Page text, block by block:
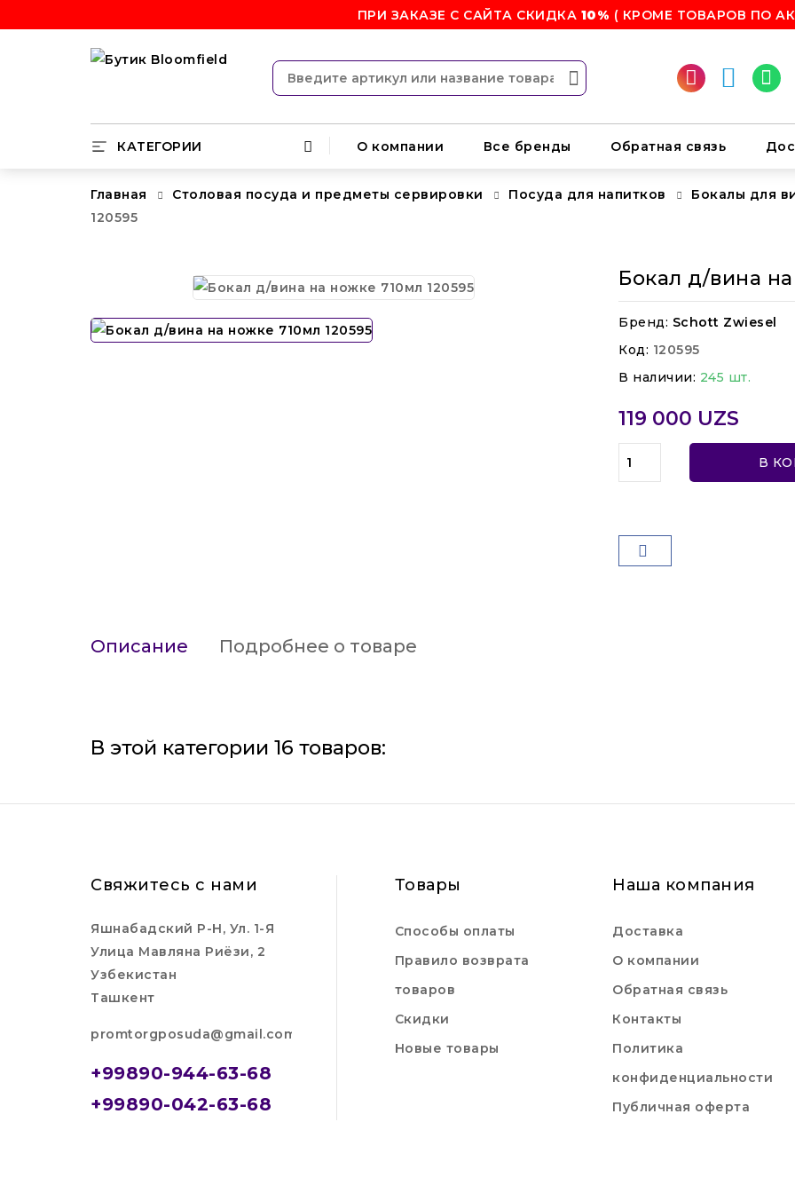
ПРИ ЗАКАЗЕ С САЙТА СКИДКА 10% ( КРОМЕ ТОВАРОВ ПО
КАТЕГОРИИ О компании Все бренды Обратная связь
Главная Столовая посуда и предметы сервировки Посуда для напитков Бокалы для
120595
Бокал д/вина
Бренд: Schott Zwiesel
Код: 120595
В наличии: 245 шт.
119 000 UZS
В
Описание Подробнее о товаре
В этой категории 16 товаров:
Свяжитесь с нами
Яшнабадский Р-Н, Ул. 1-Я
Улица Мавляна Риёзи, 2
Узбекистан
Ташкент
promtorgposuda@gmail.com
+99890-944-63-68
+99890-042-63-68
Товары
Способы оплаты
Правило возврата
товаров
Скидки
Новые товары
Наша компания
Доставка
О компании
Обратная связь
Контакты
Политика
конфиденциальности
Публичная оферта